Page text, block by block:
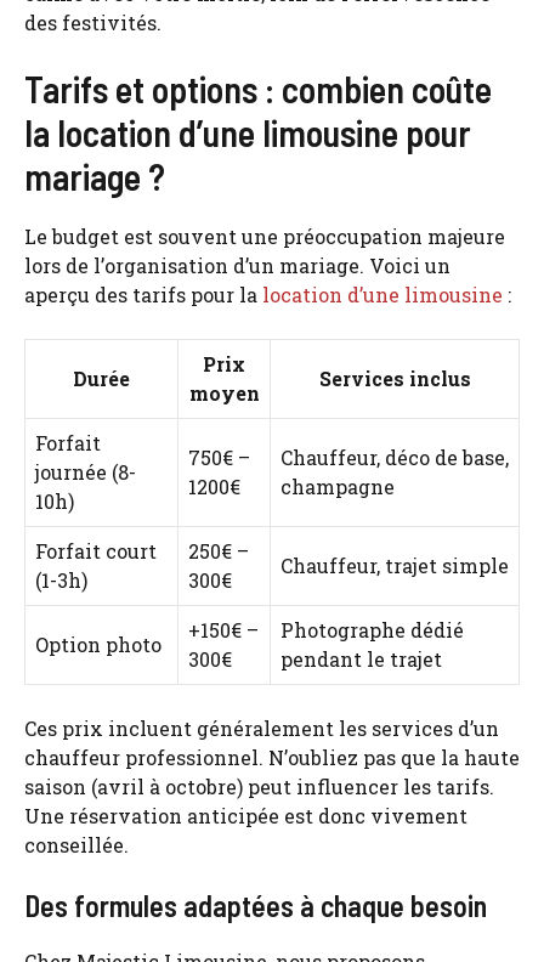
des festivités.
Tarifs et options : combien coûte
la location d’une limousine pour
mariage ?
Le budget est souvent une préoccupation majeure
lors de l’organisation d’un mariage. Voici un
aperçu des tarifs pour la location d’une limousine :
Durée
Prix
moyen
Services inclus
Forfait
journée (8-
10h)
750€ –
1200€
Chauffeur, déco de base,
champagne
Forfait court
(1-3h)
250€ –
300€
Chauffeur, trajet simple
Option photo
+150€ –
300€
Photographe dédié
pendant le trajet
Ces prix incluent généralement les services d’un
chauffeur professionnel. N’oubliez pas que la haute
saison (avril à octobre) peut influencer les tarifs.
Une réservation anticipée est donc vivement
conseillée.
Des formules adaptées à chaque besoin